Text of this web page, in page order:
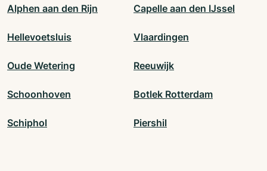
Alphen aan den Rijn Capelle aan den IJssel
Hellevoetsluis Vlaardingen
Oude Wetering Reeuwijk
Schoonhoven Botlek Rotterdam
Schiphol Piershil